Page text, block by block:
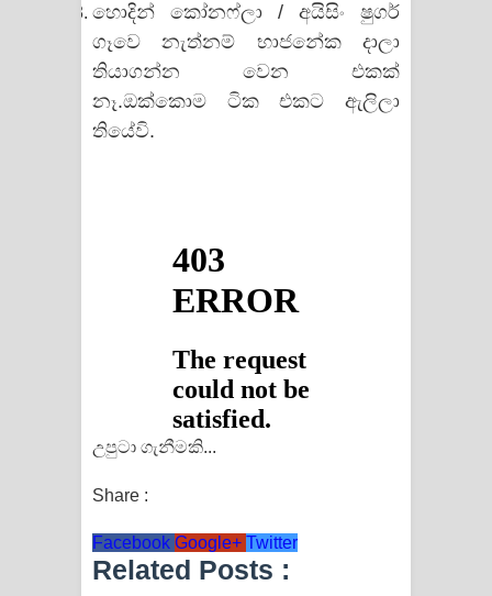
හොදින් කෝනෆ්ලා / අයිසිං ෂුගර්
ගෑවෙ නැත්නම් භාජනේක දාලා
තියාගන්න වෙන එකක්
නෑ.ඔක්කොම ටික එකට ඇලිලා
තියේවි.
උපුටා ගැනීමකි...
Share :
Facebook Google+ Twitter
Related Posts :